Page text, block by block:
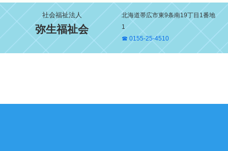
社会福祉法人
弥生福祉会
北海道帯広市東9条南19丁目1番地
1
☎ 0155-25-4510